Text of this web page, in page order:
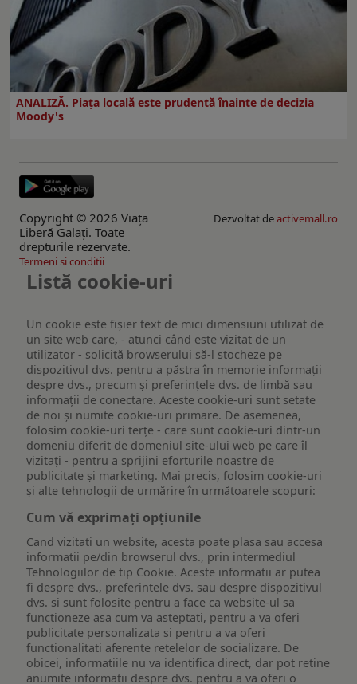
ANALIZĂ. Piața locală este prudentă înainte de decizia
Moody's
Copyright © 2026 Viaţa
Liberă Galaţi. Toate
drepturile rezervate.
Dezvoltat deactivemall.ro
Termeni si conditii
Listă cookie-uri
Un cookie este fişier text de mici dimensiuni utilizat de
un site web care, - atunci când este vizitat de un
utilizator - solicită browserului să-l stocheze pe
dispozitivul dvs. pentru a păstra în memorie informații
despre dvs., precum și preferințele dvs. de limbă sau
informații de conectare. Aceste cookie-uri sunt setate
de noi și numite cookie-uri primare. De asemenea,
folosim cookie-uri terțe - care sunt cookie-uri dintr-un
domeniu diferit de domeniul site-ului web pe care îl
vizitați - pentru a sprijini eforturile noastre de
publicitate și marketing. Mai precis, folosim cookie-uri
și alte tehnologii de urmărire în următoarele scopuri:
Cum vă exprimați opțiunile
Cand vizitati un website, acesta poate plasa sau accesa
informatii pe/din browserul dvs., prin intermediul
Tehnologiilor de tip Cookie. Aceste informatii ar putea
fi despre dvs., preferintele dvs. sau despre dispozitivul
dvs. si sunt folosite pentru a face ca website-ul sa
functioneze asa cum va asteptati, pentru a va oferi
publicitate personalizata si pentru a va oferi
functionalitati aferente retelelor de socializare. De
obicei, informatiile nu va identifica direct, dar pot retine
anumite informatii despre dvs. pentru a va oferi o